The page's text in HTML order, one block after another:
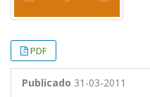
PDF
Publicado 31-03-2011